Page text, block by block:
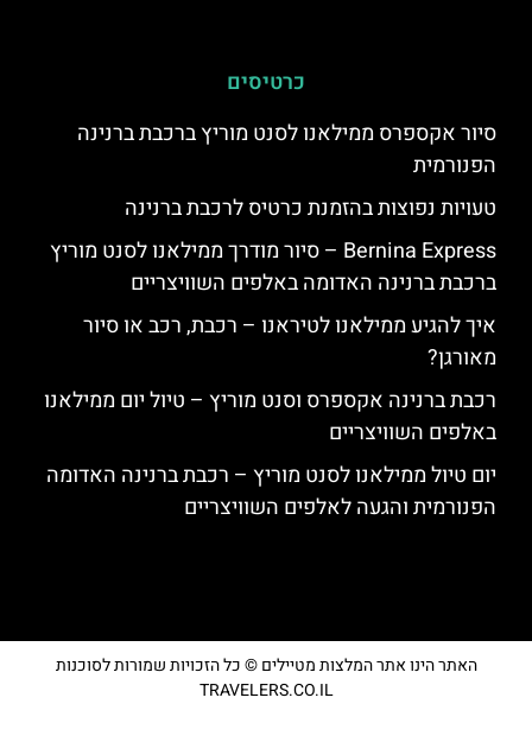
כרטיסים
סיור אקספרס ממילאנו לסנט מוריץ ברכבת ברנינה
הפנורמית
טעויות נפוצות בהזמנת כרטיס לרכבת ברנינה
Bernina Express – סיור מודרך ממילאנו לסנט מוריץ
ברכבת ברנינה האדומה באלפים השוויצריים
איך להגיע ממילאנו לטיראנו – רכבת, רכב או סיור
מאורגן?
רכבת ברנינה אקספרס וסנט מוריץ – טיול יום ממילאנו
באלפים השוויצריים
יום טיול ממילאנו לסנט מוריץ – רכבת ברנינה האדומה
הפנורמית והגעה לאלפים השוויצריים
האתר הינו אתר המלצות מטיילים © כל הזכויות שמורות לסוכנות
TRAVELERS.CO.IL